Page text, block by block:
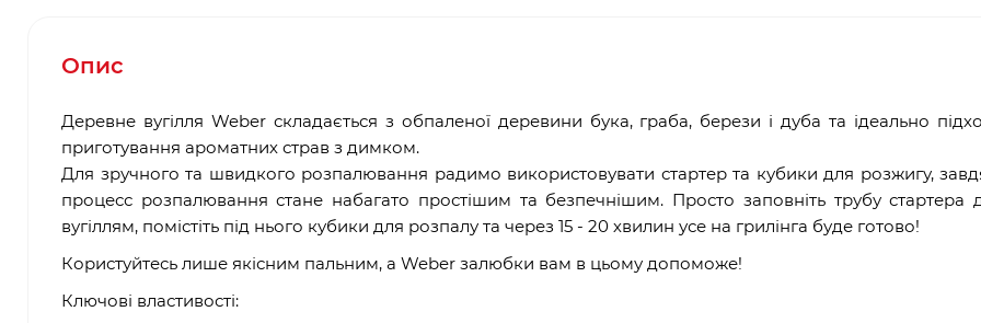
Опис
Деревне вугілля Weber складається з обпаленої деревини бука, граба, берези і дуба та ідеально
приготування ароматних страв з димком.
Для зручного та швидкого розпалювання радимо використовувати стартер та кубики для розжигу,
процесс розпалювання стане набагато простішим та безпечнішим. Просто заповніть трубу стартера
вугіллям, помістіть під нього кубики для розпалу та через 15 - 20 хвилин усе на грилінга буде готово!
Користуйтесь лише якісним пальним, а Weber залюбки вам в цьому допоможе!
Ключові властивості: